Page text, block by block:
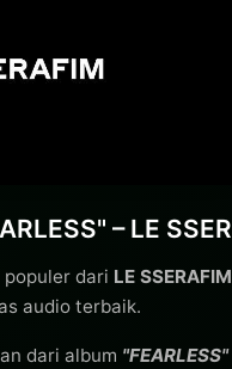
– LE
dari LE SSERAFIM
audio terbaik.
dari album "FEARLESS"